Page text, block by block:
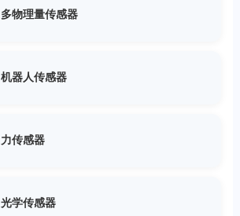
多物理量传感器
机器人传感器
力传感器
光学传感器